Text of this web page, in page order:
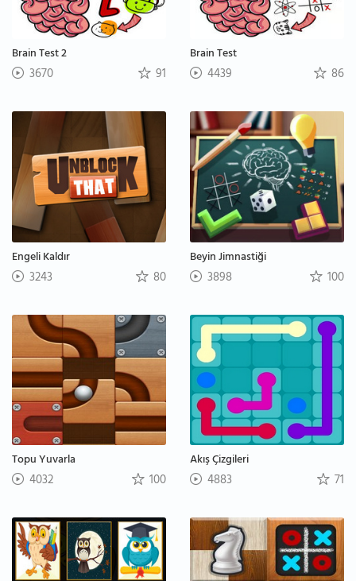
Brain Test 2
3670 91
Brain Test
4439 86
Engeli Kaldır
3243 80
Beyin Jimnastiği
3898 100
Topu Yuvarla
4032 100
Akış Çizgileri
4883 71